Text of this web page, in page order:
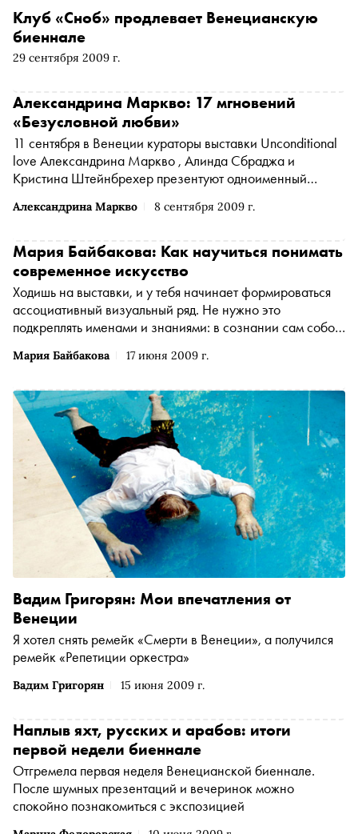
29 сентября 2009 г.
Клуб «Сноб» продлевает Венецианскую
биеннале
Александрина Маркво 8 сентября 2009 г.
Александрина Маркво: 17 мгновений
«Безусловной любви»
11 сентября в Венеции кураторы выставки Unconditional
love Александрина Маркво , Алинда Сбраджа и
Кристина Штейнбрехер презентуют одноименный
Мария Байбакова 17 июня 2009 г.
Мария Байбакова: Как научиться понимать
современное искусство
Ходишь на выставки, и у тебя начинает формироваться
ассоциативный визуальный ряд. Не нужно это
подкреплять именами и знаниями: в сознании сам собой
Вадим Григорян 15 июня 2009 г.
Вадим Григорян: Мои впечатления от
Венеции
Я хотел снять ремейк «Смерти в Венеции», а получился
ремейк «Репетиции оркестра»
Наплыв яхт, русских и арабов: итоги
первой недели биеннале
Отгремела первая неделя Венецианской биеннале.
После шумных презентаций и вечеринок можно
спокойно познакомиться с экспозицией